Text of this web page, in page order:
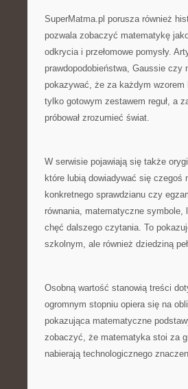
SuperMatma.pl porusza również
pozwala zobaczyć matematykę
odkrycia i przełomowe pomysły.
prawdopodobieństwa, Gaussie czy
pokazywać, że za każdym
tylko gotowym zestawem reguł, a
próbował zrozumieć świat.
W serwisie pojawiają się także
które lubią dowiadywać się czegoś
konkretnego sprawdzianu czy
równania, matematyczne
chęć dalszego czytania. To
szkolnym, ale również dziedziną
Osobną wartość stanowią treści
ogromnym stopniu opiera się na
pokazująca matematyczne
zobaczyć, że matematyka stoi za
nabierają technologicznego